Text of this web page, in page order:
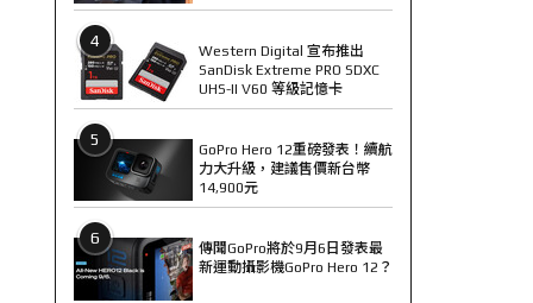
4
Western Digital 宣布推出
SanDisk Extreme PRO SDXC
UHS-II V60 等級記憶卡
5
GoPro Hero 12重磅發表！續航
力大升級，建議售價新台幣
14,900元
6
傳聞GoPro將於9月6日發表最
新運動攝影機GoPro Hero 12？